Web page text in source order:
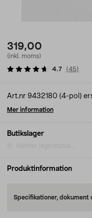
319,00
(inkl. moms)
4.7 (45)
Butikslager
Art.nr 9432180 (4-pol)
Mer information
Produktinformation
Specifikationer, dokument